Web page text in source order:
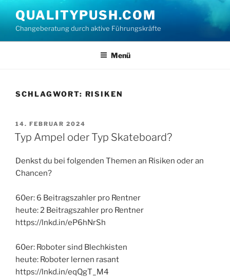
Inhalt
springen
QUALITYPUSH.COM
Changeberatung durch aktive Führungskräfte
Menü
SCHLAGWORT: RISIKEN
VERÖFFENTLICHT
AM
14. FEBRUAR 2024
Typ Ampel oder Typ Skateboard?
Denkst du bei folgenden Themen an Risiken oder an
Chancen?
60er: 6 Beitragszahler pro Rentner
heute: 2 Beitragszahler pro Rentner
https://lnkd.in/eP6hNrSh
60er: Roboter sind Blechkisten
heute: Roboter lernen rasant
https://lnkd.in/eqQgT_M4